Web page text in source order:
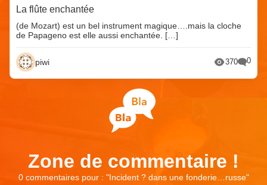
La flûte enchantée
(de Mozart) est un bel instrument magique….mais la cloche
de Papageno est elle aussi enchantée. […]
piwi 370 0
Zone de commentaire !
0 commentaires pour : "Incident ? dans une fonderie…russe"